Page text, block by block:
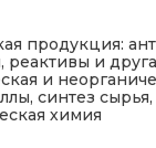
Антипирены
продукция:
реактивы и
и
синтез сырья,
химия